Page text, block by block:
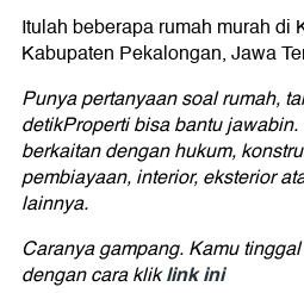
Itulah beberapa rumah murah di
Kabupaten Pekalongan, Jawa
Punya pertanyaan soal rumah,
detikProperti bisa bantu
berkaitan dengan hukum,
pembiayaan, interior, eksterior
lainnya.
Caranya gampang. Kamu
dengan cara kliklink ini